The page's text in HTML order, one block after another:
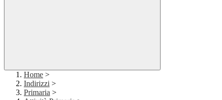
Home >
Indirizzi >
Primaria >